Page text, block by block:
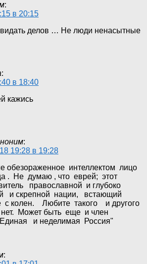
:
в 20:15
делов … Не люди ненасытные
:
в 18:40
кажись
:
19:28 в 19:28
обезораженное интеллектом лицо
. Не думаю , что еврей; этот
православной и глубоко
и скрепной нации, встающий
с колен. Любите такого и другого
нет. Может быть еще и член
и неделимая Россия"
: